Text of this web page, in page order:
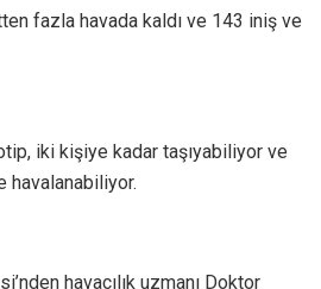
fazla havada kaldı ve 143 iniş ve
iki kişiye kadar taşıyabiliyor ve
havalanabiliyor.
havacılık uzmanı Doktor